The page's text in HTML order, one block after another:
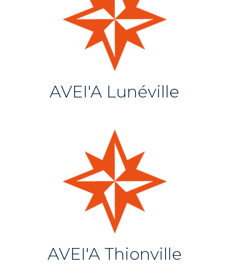
AVEI'A Lunéville
AVEI'A Thionville